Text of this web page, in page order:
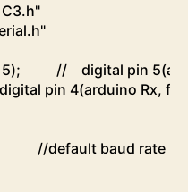
5);
//    digital pin
digital pin 4(arduino Rx,
//default baud rate